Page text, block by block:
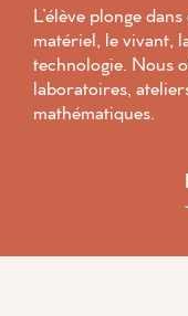
L’élève plonge
matériel, le vivant,
technologie. Nous
laboratoires,
mathématiques.